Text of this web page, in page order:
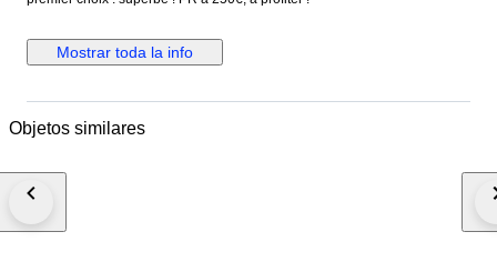
Mostrar toda la info
Objetos similares